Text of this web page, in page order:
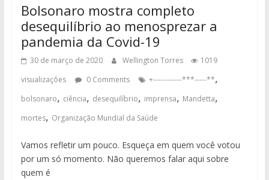
Bolsonaro mostra completo
desequilíbrio ao menosprezar a
pandemia da Covid-19
30 de março de 2020 Wellington Torres
1019
visualizações
0 Comments +------------***-----**,
bolsonaro, ciência, desequilíbrio, imprensa, Mandetta,
mortes, Organização Mundial da Saúde
Vamos refletir um pouco. Esqueça em quem você votou
por um só momento. Não queremos falar aqui sobre
quem é